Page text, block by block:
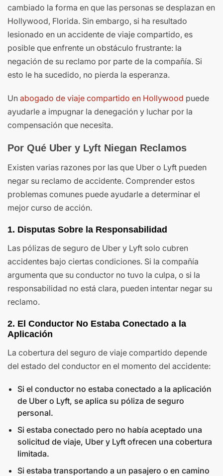
cambiado la forma en que las personas se desplazan en
Hollywood, Florida. Sin embargo, si ha resultado
lesionado en un accidente de viaje compartido, es
posible que enfrente un obstáculo frustrante: la
negación de su reclamo por parte de la compañía. Si
esto le ha sucedido, no pierda la esperanza.
Un abogado de viaje compartido en Hollywood puede
ayudarle a impugnar la denegación y luchar por la
compensación que necesita.
Por Qué Uber y Lyft Niegan Reclamos
Existen varias razones por las que Uber o Lyft pueden
negar su reclamo de accidente. Comprender estos
problemas comunes puede ayudarle a determinar el
mejor curso de acción.
1. Disputas Sobre la Responsabilidad
Las pólizas de seguro de Uber y Lyft solo cubren
accidentes bajo ciertas condiciones. Si la compañía
argumenta que su conductor no tuvo la culpa, o si la
responsabilidad no está clara, pueden intentar negar su
reclamo.
2. El Conductor No Estaba Conectado a la
Aplicación
La cobertura del seguro de viaje compartido depende
del estado del conductor en el momento del accidente:
Si el conductor no estaba conectado a la aplicación
de Uber o Lyft, se aplica su póliza de seguro
personal.
Si estaba conectado pero no había aceptado una
solicitud de viaje, Uber y Lyft ofrecen una cobertura
limitada.
Si estaba transportando a un pasajero o en camino